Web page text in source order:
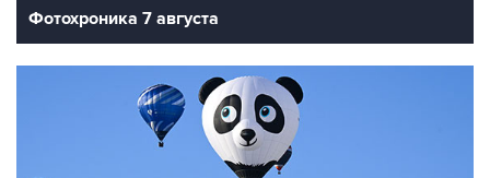
Фотохроника 7 августа